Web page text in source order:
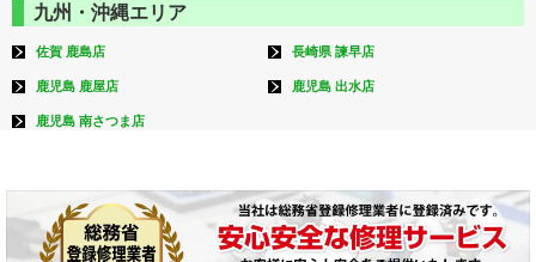
九州・沖縄エリア
佐賀 鹿島店 長崎県 諫早店
鹿児島 鹿屋店 鹿児島 出水店
鹿児島 南さつま店